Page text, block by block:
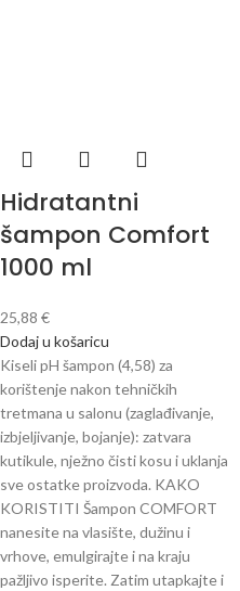
Hidratantni
šampon Comfort
1000 ml
25,88 €
Dodaj u košaricu
Kiseli pH šampon (4,58) za
korištenje nakon tehničkih
tretmana u salonu (zaglađivanje,
izbjeljivanje, bojanje): zatvara
kutikule, nježno čisti kosu i uklanja
sve ostatke proizvoda. KAKO
KORISTITI Šampon COMFORT
nanesite na vlasište, dužinu i
vrhove, emulgirajte i na kraju
pažljivo isperite. Zatim utapkajte i